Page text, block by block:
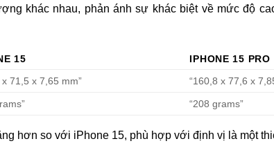
khác nhau, phản ánh sự khác biệt về mức độ
15
IPHONE 15 PRO
x 71,5 x 7,65 mm” “160,8 x 77,6 x
“208 grams”
hơn so với iPhone 15, phù hợp với định vị là một